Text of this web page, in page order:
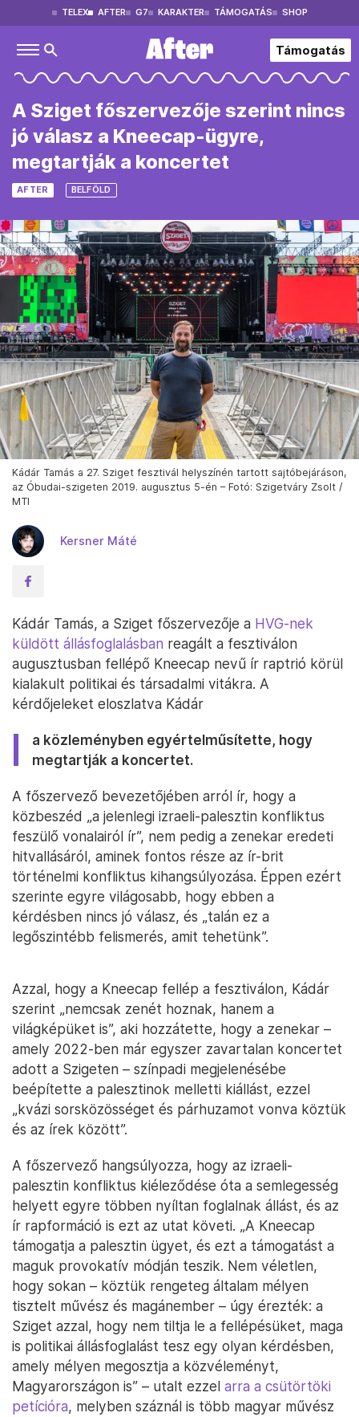
TELEX AFTER G7 KARAKTER TÁMOGATÁS SHOP
Támogatás
A Sziget főszervezője szerint nincs
jó válasz a Kneecap-ügyre,
megtartják a koncertet
AFTER BELFÖLD
Kádár Tamás a 27. Sziget fesztivál helyszínén tartott sajtóbejáráson,
az Óbudai-szigeten 2019. augusztus 5-én – Fotó: Szigetváry Zsolt /
MTI
Kersner Máté
Kádár Tamás, a Sziget főszervezője a HVG-nek
küldött állásfoglalásban reagált a fesztiválon
augusztusban fellépő Kneecap nevű ír raptrió körül
kialakult politikai és társadalmi vitákra. A
kérdőjeleket eloszlatva Kádár
a közleményben egyértelműsítette, hogy
megtartják a koncertet.
A főszervező bevezetőjében arról ír, hogy a
közbeszéd „a jelenlegi izraeli-palesztin konfliktus
feszülő vonalairól ír”, nem pedig a zenekar eredeti
hitvallásáról, aminek fontos része az ír-brit
történelmi konfliktus kihangsúlyozása. Éppen ezért
szerinte egyre világosabb, hogy ebben a
kérdésben nincs jó válasz, és „talán ez a
legőszintébb felismerés, amit tehetünk”.
Azzal, hogy a Kneecap fellép a fesztiválon, Kádár
szerint „nemcsak zenét hoznak, hanem a
világképüket is”, aki hozzátette, hogy a zenekar –
amely 2022-ben már egyszer zavartalan koncertet
adott a Szigeten – színpadi megjelenésébe
beépítette a palesztinok melletti kiállást, ezzel
„kvázi sorsközösséget és párhuzamot vonva köztük
és az írek között”.
A főszervező hangsúlyozza, hogy az izraeli-
palesztin konfliktus kiéleződése óta a semlegesség
helyett egyre többen nyíltan foglalnak állást, és az
ír rapformáció is ezt az utat követi. „A Kneecap
támogatja a palesztin ügyet, és ezt a támogatást a
maguk provokatív módján teszik. Nem véletlen,
hogy sokan – köztük rengeteg általam mélyen
tisztelt művész és magánember – úgy érezték: a
Sziget azzal, hogy nem tiltja le a fellépésüket, maga
is politikai állásfoglalást tesz egy olyan kérdésben,
amely mélyen megosztja a közvéleményt,
Magyarországon is” – utalt ezzel arra a csütörtöki
petícióra, melyben száznál is több magyar művész